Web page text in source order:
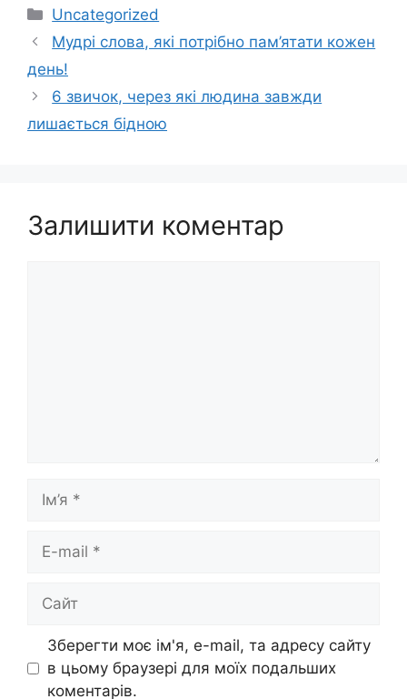
Категорії
Uncategorized
Мудрі слова, які потрібно пам’ятати кожен
день!
6 звичок, через які людина завжди
лишається бідною
Залишити коментар
mail
Зберегти моє ім'я, e-mail, та адресу сайту
в цьому браузері для моїх подальших
коментарів.